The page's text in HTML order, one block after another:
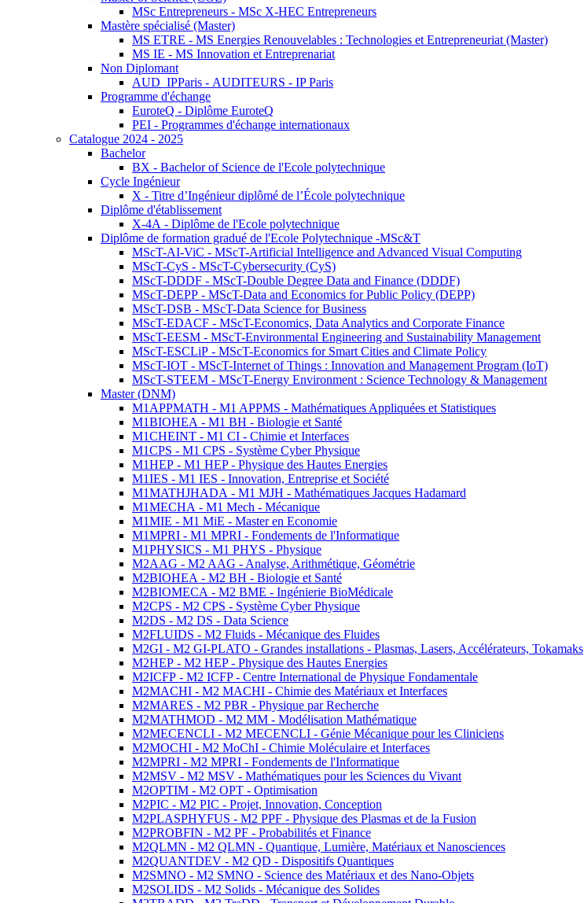
MSc Entrepreneurs - MSc X-HEC Entrepreneurs
Mastère spécialisé (Master)
MS ETRE - MS Energies Renouvelables : Technologies et Entrepreneuriat (Master)
MS IE - MS Innovation et Entreprenariat
Non Diplomant
AUD_IPParis - AUDITEURS - IP Paris
Programme d'échange
EuroteQ - Diplôme EuroteQ
PEI - Programmes d'échange internationaux
Catalogue 2024 - 2025
Bachelor
BX - Bachelor of Science de l'Ecole polytechnique
Cycle Ingénieur
X - Titre d’Ingénieur diplômé de l’École polytechnique
Diplôme d'établissement
X-4A - Diplôme de l'Ecole polytechnique
Diplôme de formation gradué de l'Ecole Polytechnique -MSc&T
MScT-AI-ViC - MScT-Artificial Intelligence and Advanced Visual Computing
MScT-CyS - MScT-Cybersecurity (CyS)
MScT-DDDF - MScT-Double Degree Data and Finance (DDDF)
MScT-DEPP - MScT-Data and Economics for Public Policy (DEPP)
MScT-DSB - MScT-Data Science for Business
MScT-EDACF - MScT-Economics, Data Analytics and Corporate Finance
MScT-EESM - MScT-Environmental Engineering and Sustainability Management
MScT-ESCLiP - MScT-Economics for Smart Cities and Climate Policy
MScT-IOT - MScT-Internet of Things : Innovation and Management Program (IoT)
MScT-STEEM - MScT-Energy Environment : Science Technology & Management
Master (DNM)
M1APPMATH - M1 APPMS - Mathématiques Appliquées et Statistiques
M1BIOHEA - M1 BH - Biologie et Santé
M1CHEINT - M1 CI - Chimie et Interfaces
M1CPS - M1 CPS - Système Cyber Physique
M1HEP - M1 HEP - Physique des Hautes Energies
M1IES - M1 IES - Innovation, Entreprise et Société
M1MATHJHADA - M1 MJH - Mathématiques Jacques Hadamard
M1MECHA - M1 Mech - Mécanique
M1MIE - M1 MiE - Master en Economie
M1MPRI - M1 MPRI - Fondements de l'Informatique
M1PHYSICS - M1 PHYS - Physique
M2AAG - M2 AAG - Analyse, Arithmétique, Géométrie
M2BIOHEA - M2 BH - Biologie et Santé
M2BIOMECA - M2 BME - Ingénierie BioMédicale
M2CPS - M2 CPS - Système Cyber Physique
M2DS - M2 DS - Data Science
M2FLUIDS - M2 Fluids - Mécanique des Fluides
M2GI - M2 GI-PLATO - Grandes installations - Plasmas, Lasers, Accélérateurs, Tokamaks
M2HEP - M2 HEP - Physique des Hautes Energies
M2ICFP - M2 ICFP - Centre International de Physique Fondamentale
M2MACHI - M2 MACHI - Chimie des Matériaux et Interfaces
M2MARES - M2 PBR - Physique par Recherche
M2MATHMOD - M2 MM - Modélisation Mathématique
M2MECENCLI - M2 MECENCLI - Génie Mécanique pour les Cliniciens
M2MOCHI - M2 MoChI - Chimie Moléculaire et Interfaces
M2MPRI - M2 MPRI - Fondements de l'Informatique
M2MSV - M2 MSV - Mathématiques pour les Sciences du Vivant
M2OPTIM - M2 OPT - Optimisation
M2PIC - M2 PIC - Projet, Innovation, Conception
M2PLASPHYFUS - M2 PPF - Physique des Plasmas et de la Fusion
M2PROBFIN - M2 PF - Probabilités et Finance
M2QLMN - M2 QLMN - Quantique, Lumière, Matériaux et Nanosciences
M2QUANTDEV - M2 QD - Dispositifs Quantiques
M2SMNO - M2 SMNO - Science des Matériaux et des Nano-Objets
M2SOLIDS - M2 Solids - Mécanique des Solides